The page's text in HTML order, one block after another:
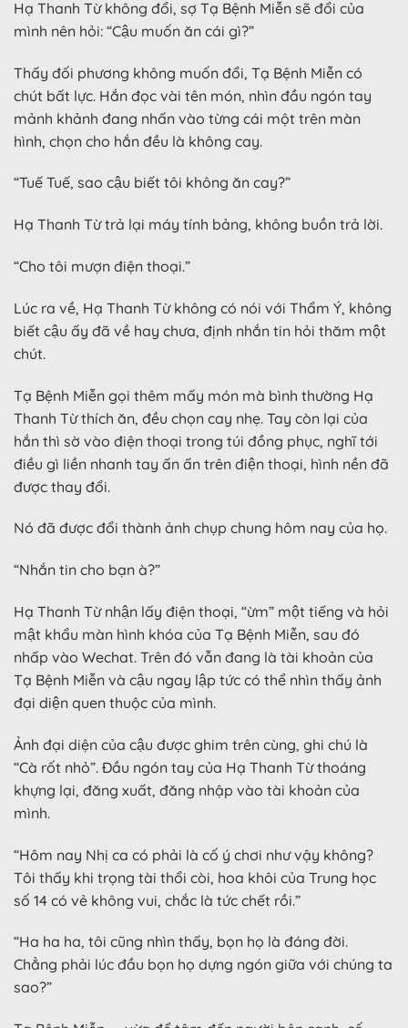
Hạ Thanh Từ không đổi, sợ Tạ Bệnh Miễn sẽ đổi của
mình nên hỏi: “Cậu muốn ăn cái gì?”
Thấy đối phương không muốn đổi, Tạ Bệnh Miễn có
chút bất lực. Hắn đọc vài tên món, nhìn đầu ngón tay
mảnh khảnh đang nhấn vào từng cái một trên màn
hình, chọn cho hắn đều là không cay.
“Tuế Tuế, sao cậu biết tôi không ăn cay?”
Hạ Thanh Từ trả lại máy tính bảng, không buồn trả lời.
“Cho tôi mượn điện thoại.”
Lúc ra về, Hạ Thanh Từ không có nói với Thẩm Ý, không
biết cậu ấy đã về hay chưa, định nhắn tin hỏi thăm một
chút.
Tạ Bệnh Miễn gọi thêm mấy món mà bình thường Hạ
Thanh Từ thích ăn, đều chọn cay nhẹ. Tay còn lại của
hắn thì sờ vào điện thoại trong túi đồng phục, nghĩ tới
điều gì liền nhanh tay ấn ấn trên điện thoại, hình nền đã
được thay đổi.
Nó đã được đổi thành ảnh chụp chung hôm nay của họ.
“Nhắn tin cho bạn à?”
Hạ Thanh Từ nhận lấy điện thoại, “ừm” một tiếng và hỏi
mật khẩu màn hình khóa của Tạ Bệnh Miễn, sau đó
nhấp vào Wechat. Trên đó vẫn đang là tài khoản của
Tạ Bệnh Miễn và cậu ngay lập tức có thể nhìn thấy ảnh
đại diện quen thuộc của mình.
Ảnh đại diện của cậu được ghim trên cùng, ghi chú là
“Cà rốt nhỏ”. Đầu ngón tay của Hạ Thanh Từ thoáng
khựng lại, đăng xuất, đăng nhập vào tài khoản của
mình.
“Hôm nay Nhị ca có phải là cố ý chơi như vậy không?
Tôi thấy khi trọng tài thổi còi, hoa khôi của Trung học
số 14 có vẻ không vui, chắc là tức chết rồi.”
“Ha ha ha, tôi cũng nhìn thấy, bọn họ là đáng đời.
Chẳng phải lúc đầu bọn họ dựng ngón giữa với chúng ta
sao?”